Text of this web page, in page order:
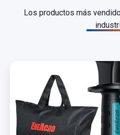
Los productos más